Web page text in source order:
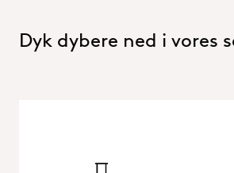
Dyk dybere ned i vores